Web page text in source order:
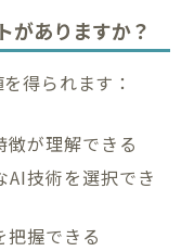
がありますか？
得られます：
が理解できる
AI技術を選択でき
把握できる